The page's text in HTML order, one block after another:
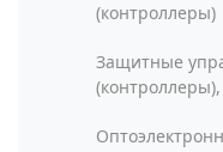
(контроллеры)
Защитные